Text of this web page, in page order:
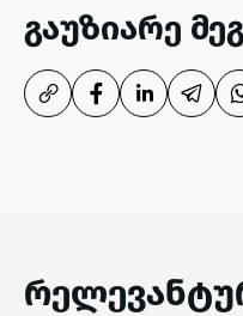
გაუზიარე